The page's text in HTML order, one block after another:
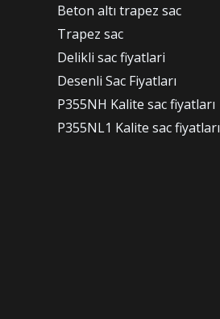
Beton altı trapez sac
Trapez sac
Delikli sac fiyatlari
Desenli Sac Fiyatları
P355NH Kalite sac fiyatları
P355NL1 Kalite sac fiyatları